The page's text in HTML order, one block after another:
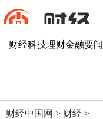
财经科技理财金融要闻
财经中国网 > 财经 >